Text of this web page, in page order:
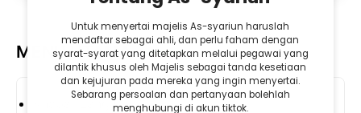
MENU UTAMA
Khabar Langit